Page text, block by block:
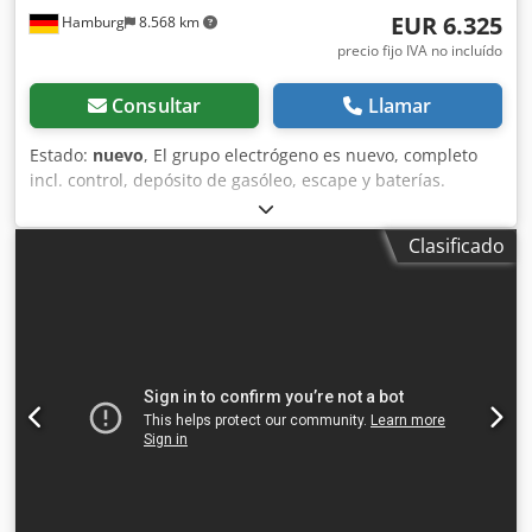
Hamburg 8.568 km EUR 6.325
precio fijo IVA no incluído
Consultar Llamar
Estado: nuevo, El grupo electrógeno es nuevo, completo
incl. control, depósito de gasóleo, escape y baterías.
Descripción Modelo: NWR44 Ricardo Motor Newpower
Grupo electrógeno Potencia continua: 30,4 kW / 38kVA
Potencia máxima: 33,5 kW / 41,8 kVA Motor : Kofo RIcardo
refrigeración, unidad de control: Comap AMF8,
alimentación de red Dimensiones: 2230x960x1260 mm
Peso: aprox. 900 kg Depósito de gasóleo: 102 L. Al 100% de
Clasificado